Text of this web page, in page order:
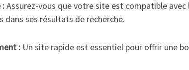
:Assurez-vous que votre site est compatible
ses résultats de recherche.
: Un site rapide est essentiel pour offrir une